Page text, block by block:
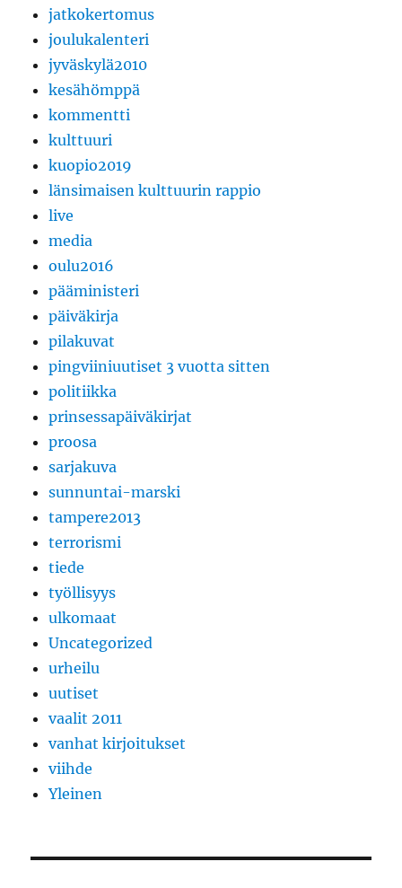
jatkokertomus
joulukalenteri
jyväskylä2010
kesähömppä
kommentti
kulttuuri
kuopio2019
länsimaisen kulttuurin rappio
live
media
oulu2016
pääministeri
päiväkirja
pilakuvat
pingviiniuutiset 3 vuotta sitten
politiikka
prinsessapäiväkirjat
proosa
sarjakuva
sunnuntai-marski
tampere2013
terrorismi
tiede
työllisyys
ulkomaat
Uncategorized
urheilu
uutiset
vaalit 2011
vanhat kirjoitukset
viihde
Yleinen